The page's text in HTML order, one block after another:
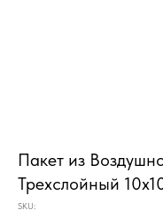
Пакет из
Трехслойный
SKU: